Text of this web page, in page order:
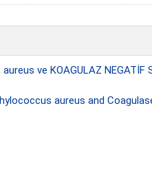
ve KOAGULAZ NEGATİF
aureus and